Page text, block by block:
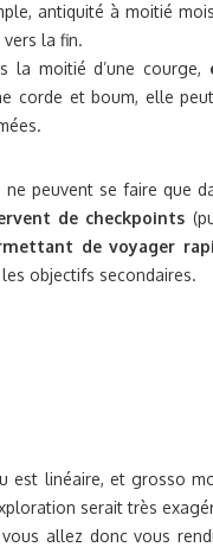
antiquité à moitié
la fin.
la moitié d’une courge,
corde et boum, elle
peuvent se faire que
de checkpoints
de voyager
objectifs secondaires.
est linéaire, et grosso
serait très
allez donc vous